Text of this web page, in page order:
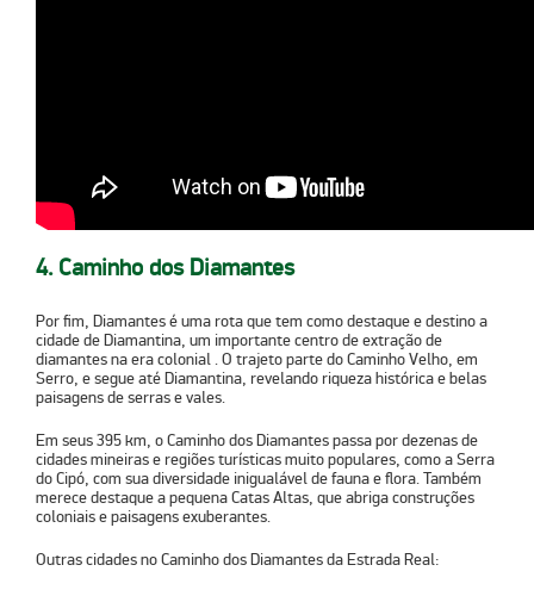
4. Caminho dos Diamantes
Por fim, Diamantes é uma rota que tem como destaque e destino a
cidade de Diamantina, um importante centro de extração de
diamantes na era colonial . O trajeto parte do Caminho Velho, em
Serro, e segue até Diamantina, revelando riqueza histórica e belas
paisagens de serras e vales.
Em seus 395 km, o Caminho dos Diamantes passa por dezenas de
cidades mineiras e regiões turísticas muito populares, como a Serra
do Cipó, com sua diversidade inigualável de fauna e flora. Também
merece destaque a pequena Catas Altas, que abriga construções
coloniais e paisagens exuberantes.
Outras cidades no Caminho dos Diamantes da Estrada Real: